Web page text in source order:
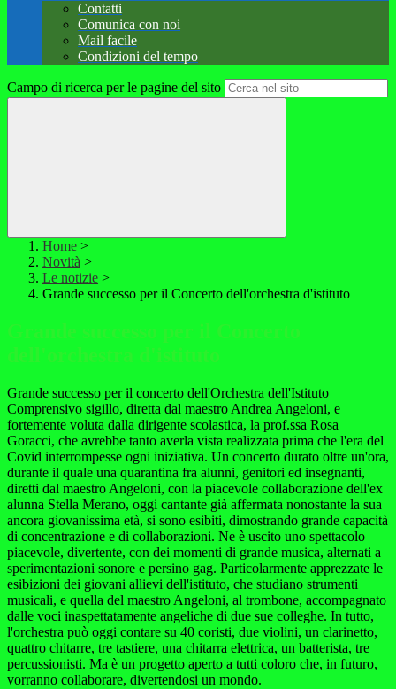
Contatti
Comunica con noi
Mail facile
Condizioni del tempo
Campo di ricerca per le pagine del sito
Home >
Novità >
Le notizie >
Grande successo per il Concerto dell'orchestra d'istituto
Grande successo per il Concerto
dell'orchestra d'istituto
Grande successo per il concerto dell'Orchestra dell'Istituto
Comprensivo sigillo, diretta dal maestro Andrea Angeloni, e
fortemente voluta dalla dirigente scolastica, la prof.ssa Rosa
Goracci, che avrebbe tanto averla vista realizzata prima che l'era del
Covid interrompesse ogni iniziativa. Un concerto durato oltre un'ora,
durante il quale una quarantina fra alunni, genitori ed insegnanti,
diretti dal maestro Angeloni, con la piacevole collaborazione dell'ex
alunna Stella Merano, oggi cantante già affermata nonostante la sua
ancora giovanissima età, si sono esibiti, dimostrando grande capacità
di concentrazione e di collaborazioni. Ne è uscito uno spettacolo
piacevole, divertente, con dei momenti di grande musica, alternati a
sperimentazioni sonore e persino gag. Particolarmente apprezzate le
esibizioni dei giovani allievi dell'istituto, che studiano strumenti
musicali, e quella del maestro Angeloni, al trombone, accompagnato
dalle voci inaspettatamente angeliche di due sue colleghe. In tutto,
l'orchestra può oggi contare su 40 coristi, due violini, un clarinetto,
quattro chitarre, tre tastiere, una chitarra elettrica, un batterista, tre
percussionisti. Ma è un progetto aperto a tutti coloro che, in futuro,
vorranno collaborare, divertendosi un mondo.